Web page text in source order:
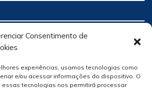
Consentimento de
experiências, usamos tecnologias como
e/ou acessar informações do dispositivo. O
essas tecnologias nos permitirá processar